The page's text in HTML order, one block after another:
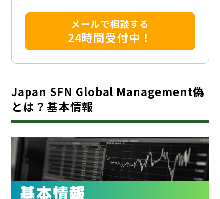
メールで相談する
24時間受付中！
Japan SFN Global Management偽
とは？基本情報